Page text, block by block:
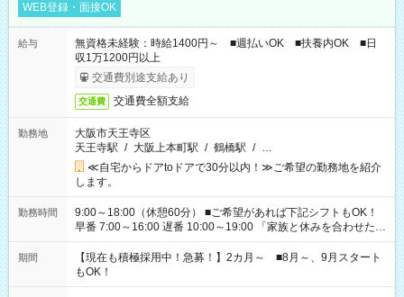
WEB登録・面接OK
給与
無資格未経験：時給1400円～ ■週払いOK ■扶養内OK ■日
収1万1200円以上
交通費別途支給あり
交通費 交通費全額支給
勤務地
大阪市天王寺区
天王寺駅 / 大阪上本町駅 / 鶴橋駅 / …
≪自宅からドアtoドアで30分以内！≫ご希望の勤務地を紹介
します。
勤務時間
9:00～18:00（休憩60分） ■ご希望があれば下記シフトもOK！
早番 7:00～16:00 遅番 10:00～19:00 「家族と休みを合わせた
い」 「余裕を持って夕飯の準備がしたい」 「できれば残業はし
たくない」 など、ご希望を教えてくださいね。 ※Wワーク希望
の方へ 今ご覧のお仕事で希望する勤務時間と、もう1つのお仕事
の勤務時間。 合計で週40時間を超える場合は応募できません。
期間
【現在も積極採用中！急募！】2カ月～ ■8月～、9月スタート
もOK！